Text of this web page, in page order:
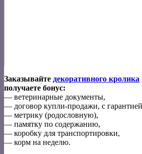
Заказывайте декоративного кролика
получаете бонус:
— ветеринарные документы,
— договор купли-продажи, с гарантией
— метрику (родословную),
— памятку по содержанию,
— коробку для транспортировки,
— корм на неделю.